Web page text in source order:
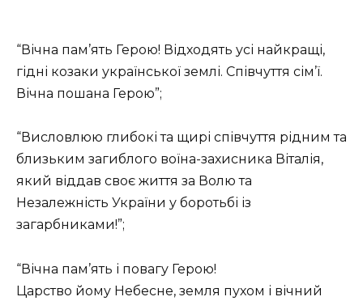
“Вічна пам’ять Герою! Відходять усі найкращі,
гідні козаки української землі. Співчуття сім’ї.
Вічна пошана Герою”;
“Висловлюю глибокі та щирі співчуття рідним та
близьким загиблого воїна-захисника Віталія,
який віддав своє життя за Волю та
Незалежність України у боротьбі із
загарбниками!”;
“Вічна пам’ять і повагу Герою!
Царство йому Небесне, земля пухом і вічний